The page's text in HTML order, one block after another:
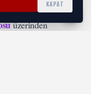
uzmanlık
üzerinden
KAPAT